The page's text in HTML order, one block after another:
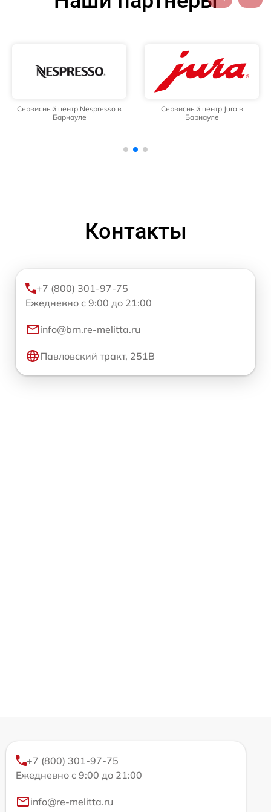
Сервисный центр Nespresso в
Барнауле
Сервисный центр Jura в
Барнауле
Контакты
+7 (800) 301-97-75
Ежедневно с 9:00 до 21:00
info@brn.re-melitta.ru
Павловский тракт, 251В
+7 (800) 301-97-75
Ежедневно с 9:00 до 21:00
info@re-melitta.ru